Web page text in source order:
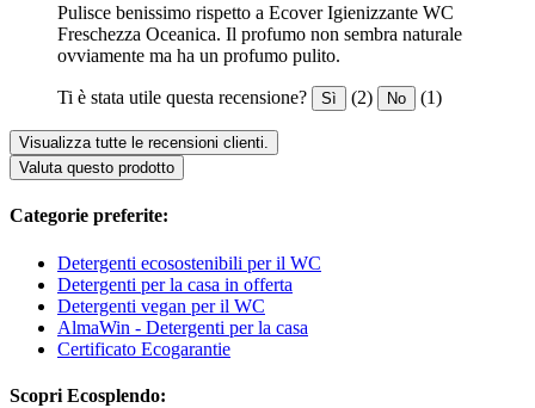
Pulisce benissimo rispetto a Ecover Igienizzante WC
Freschezza Oceanica. Il profumo non sembra naturale
ovviamente ma ha un profumo pulito.
Ti è stata utile questa recensione? Sì (2) No (1)
Visualizza tutte le recensioni clienti.
Valuta questo prodotto
Categorie preferite:
Detergenti ecosostenibili per il WC
Detergenti per la casa in offerta
Detergenti vegan per il WC
AlmaWin - Detergenti per la casa
Certificato Ecogarantie
Scopri Ecosplendo: